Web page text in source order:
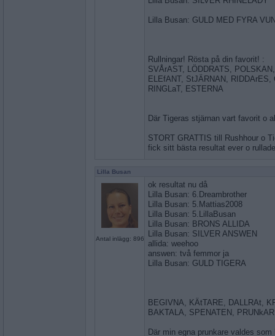
Lilla Busan: GULD MED FYRA
Rullningar! Rösta på din favorit! :
SVÅrAST, LÖDDRATS,
ELEfANT, StJÄRNAN,
RINGLaT, ESTERNA
Där Tigeras stjärnan vart favorit o
STORT GRATTIS till Rushhour o
fick sitt bästa resultat ever o
Lilla Busan
Antal inlägg: 896
ok resultat nu då
Lilla Busan: 6.Dreambrother
Lilla Busan: 5.Mattias2008
Lilla Busan: 5.LillaBusan
Lilla Busan: BRONS ALLIDA
Lilla Busan: SILVER ANSWEN
allida: weehoo
answen: två femmor ja
Lilla Busan: GULD TIGERA
BEGIVNA, KÄtTARE, DALLRAt,
BAKTALA, SPENATEN, PRUNkAR
Där min egna prunkare valdes